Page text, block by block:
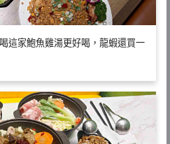
這家鮑魚雞湯更好喝，龍蝦還買一